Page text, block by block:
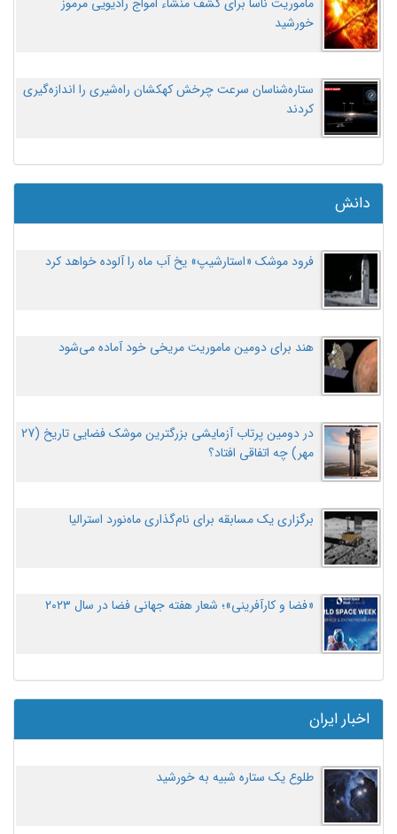
خورشید
ستاره‌شناسان سرعت چرخش کهکشان راه‌شیری را اندازه‌گیری
کردند
دانش
فرود موشک «استارشیپ» یخ آب ماه را آلوده خواهد کرد
هند برای دومین ماموریت مریخی خود آماده می‌شود
در دومین پرتاب آزمایشی بزرگترین موشک فضایی تاریخ (27
مهر‌) چه اتفاقی افتاد؟
برگزاری یک مسابقه برای نام‌گذاری ماه‌نورد استرالیا
«فضا و کارآفرینی»؛ شعار هفته جهانی فضا در سال ۲۰۲۳
اخبار ایران
طلوع یک ستاره شبیه به خورشید